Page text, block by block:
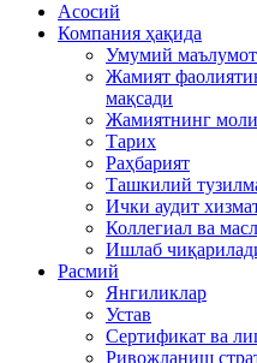
Асосий
Компания ҳақида
Умумий
Жамият
мақсади
Жамиятнинг
Тарих
Раҳбарият
Ташкилий
Ички аудит
Коллегиал ва
Ишлаб
Расмий
Янгиликлар
Устав
Сертификат ва
Ривожланиш